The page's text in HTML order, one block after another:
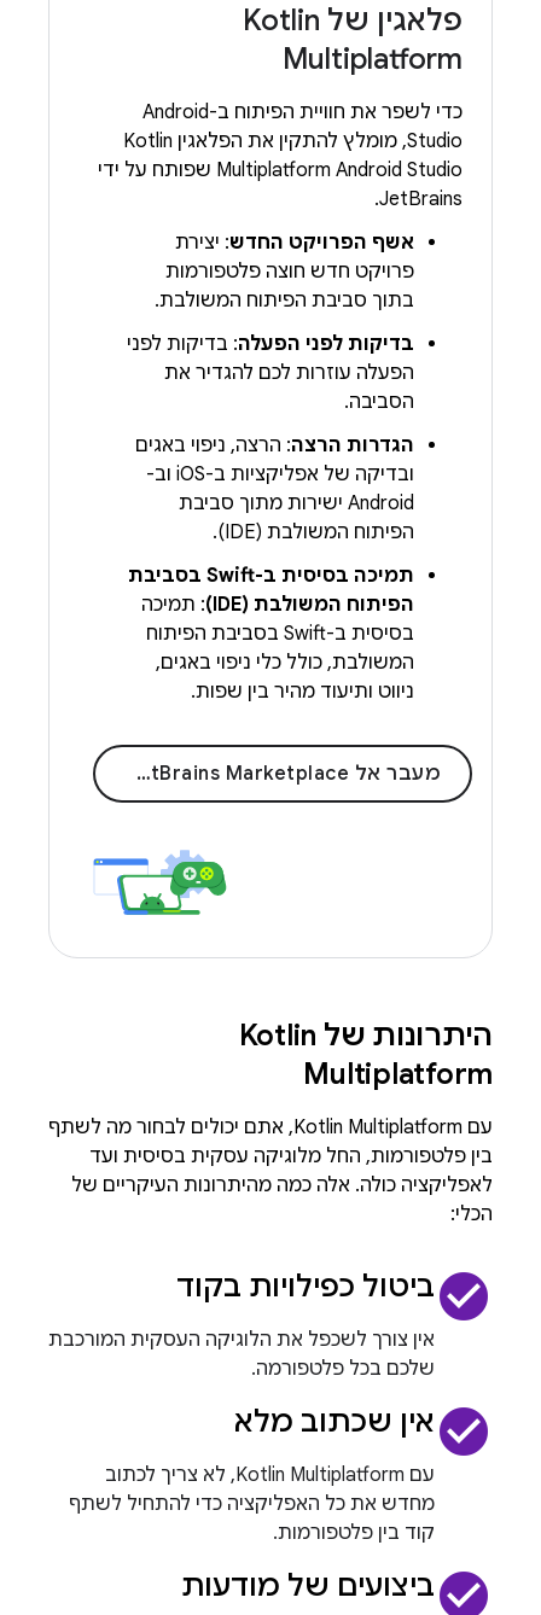
פלאגין של Kotlin
Multiplatform
כדי לשפר את חוויית הפיתוח ב-Android
Studio, מומלץ להתקין את הפלאגין Kotlin
Multiplatform Android Studio שפותח על ידי
JetBrains.
אשף הפרויקט החדש: יצירת
פרויקט חדש חוצה פלטפורמות
בתוך סביבת הפיתוח המשולבת.
בדיקות לפני הפעלה: בדיקות לפני
הפעלה עוזרות לכם להגדיר את
הסביבה.
הגדרות הרצה: הרצה, ניפוי באגים
ובדיקה של אפליקציות ב-iOS וב-
Android ישירות מתוך סביבת
הפיתוח המשולבת (IDE).
תמיכה בסיסית ב-Swift בסביבת
הפיתוח המשולבת (IDE)
: תמיכה
בסיסית ב-Swift בסביבת הפיתוח
המשולבת, כולל כלי ניפוי באגים,
ניווט ותיעוד מהיר בין שפות.
מעבר אל JetBrains Marketplace
היתרונות של Kotlin
Multiplatform
עם Kotlin Multiplatform, אתם יכולים לבחור מה לשתף
בין פלטפורמות, החל מלוגיקה עסקית בסיסית ועד
לאפליקציה כולה. אלה כמה מהיתרונות העיקריים של
הכלי:
check_circleביטול כפילויות בקוד
אין צורך לשכפל את הלוגיקה העסקית המורכבת
שלכם בכל פלטפורמה.
check_circleאין שכתוב מלא
עם Kotlin Multiplatform, לא צריך לכתוב
מחדש את כל האפליקציה כדי להתחיל לשתף
קוד בין פלטפורמות.
check_circleביצועים של מודעות